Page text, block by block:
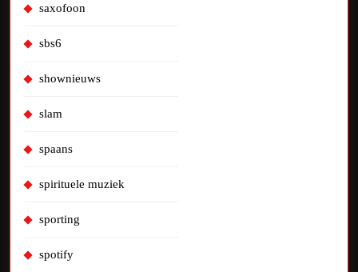
saxofoon
sbs6
shownieuws
slam
spaans
spirituele muziek
sporting
spotify